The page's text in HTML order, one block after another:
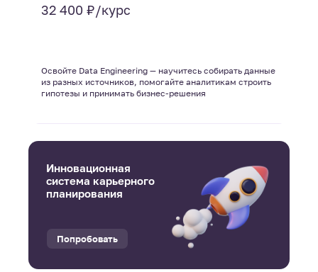
32 400 ₽/курс
Освойте Data Engineering — научитесь собирать данные
из разных источников, помогайте аналитикам строить
гипотезы и принимать бизнес-решения
Инновационная
система карьерного
планирования
Попробовать